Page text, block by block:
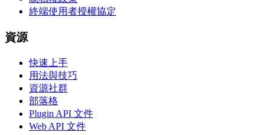
終端使用者授權協定
資源
快速上手
用法與技巧
資源社群
部落格
Plugin API 文件
Web API 文件